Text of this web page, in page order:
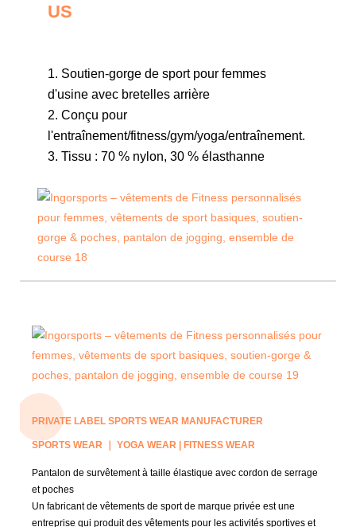
US
1. Soutien-gorge de sport pour femmes
d'usine avec bretelles arrière
2. Conçu pour
l'entraînement/fitness/gym/yoga/entraînement.
3. Tissu : 70 % nylon, 30 % élasthanne
PRIVATE LABEL SPORTS WEAR MANUFACTURER
SPORTS WEAR ｜ YOGA WEAR | FITNESS WEAR
Pantalon de survêtement à taille élastique avec cordon de serrage
et poches
Un fabricant de vêtements de sport de marque privée est une
entreprise qui produit des vêtements pour les activités sportives et